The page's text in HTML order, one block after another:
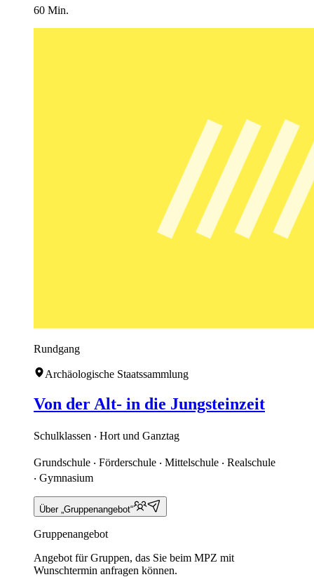
60 Min.
Rundgang
Archäologische Staatssammlung
Von der Alt- in die Jungsteinzeit
Schulklassen ‧ Hort und Ganztag
Grundschule ‧ Förderschule ‧ Mittelschule ‧ Realschule
‧ Gymnasium
Über „Gruppenangebot“
Gruppenangebot
Angebot für Gruppen, das Sie beim MPZ mit
Wunschtermin anfragen können.